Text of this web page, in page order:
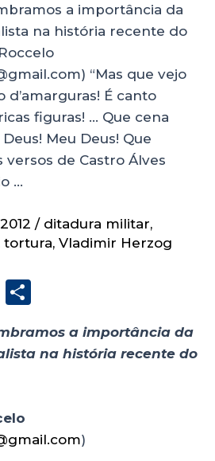
a importância da
na história recente do
“Mas que vejo
d’amarguras! É canto
figuras! … Que cena
Meu Deus! Que
versos de Castro Álves
…
/ ditadura militar,
tortura, Vladimir Herzog
Li
k
e
n
a
re
a importância da
na história recente do
)